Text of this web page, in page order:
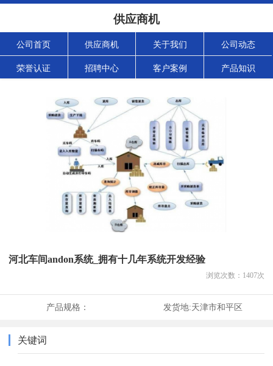
供应商机
公司首页 供应商机 关于我们 公司动态
荣誉认证 招聘中心 客户案例 产品知识
河北车间andon系统_拥有十几年系统开发经验
浏览次数： 1407次
产品规格： 发货地:天津市和平区
关键词